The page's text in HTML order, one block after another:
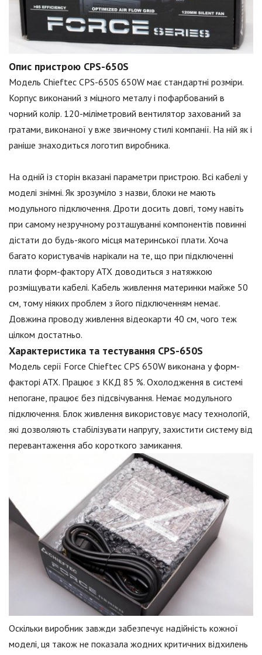
Опис пристрою CPS-650S
Модель Chieftec CPS-650S 650W має стандартні розміри.
Корпус виконаний з міцного металу і пофарбований в
чорний колір. 120-міліметровий вентилятор захований за
гратами, виконаної у вже звичному стилі компанії. На ній як і
раніше знаходиться логотип виробника.
На одній із сторін вказані параметри пристрою. Всі кабелі у
моделі знімні. Як зрозуміло з назви, блоки не мають
модульного підключення. Дроти досить довгі, тому навіть
при самому незручному розташуванні компонентів повинні
дістати до будь-якого місця материнської плати. Хоча
багато користувачів нарікали на те, що при підключенні
плати форм-фактору ATX доводиться з натяжкою
розміщувати кабелі. Кабель живлення материнки майже 50
см, тому ніяких проблем з його підключенням немає.
Довжина проводу живлення відеокарти 40 см, чого теж
цілком достатньо.
Характеристика та тестування CPS-650S
Модель серії Force Chieftec CPS 650W виконана у форм-
факторі ATX. Працює з ККД 85 %. Охолодження в системі
непогане, працює без підсвічування. Немає модульного
підключення. Блок живлення використовує масу технологій,
які дозволяють стабілізувати напругу, захистити систему від
перевантаження або короткого замикання.
Оскільки виробник завжди забезпечує надійність кожної
моделі, ця також не показала жодних критичних відхилень